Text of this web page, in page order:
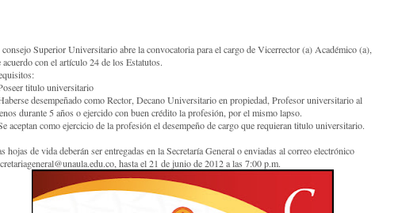
Superior Universitario abre la convocatoria para el cargo de Vicerrector (a) Académico (a),
acuerdo con el artículo 24 de los Estatutos.
titulo universitario
desempeñado como Rector, Decano Universitario en propiedad, Profesor universitario al
durante 5 años o ejercido con buen crédito la profesión, por el mismo lapso.
aceptan como ejercicio de la profesión el desempeño de cargo que requieran titulo universitario.
hojas de vida deberán ser entregadas en la Secretaría General o enviadas al correo electrónico
hasta el 21 de junio de 2012 a las 7:00 p.m.